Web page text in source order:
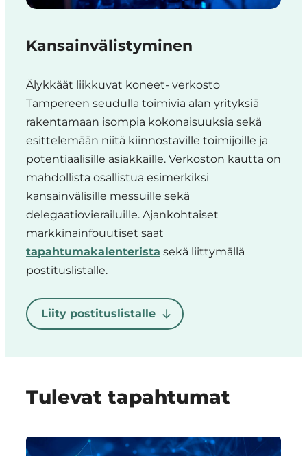
ja tutkimuslaitosten
DIMECC Oy
(Valmistavan
ja digitaalisen teollisuuden
sekä akateemisen
tutkimuksen parhaat
voimat yhdistävä
innovaatioalusta)
MEX Finland ry
(Manufacturing excellence)
Mobile Work Machines |
SIX Sustainable Industry X
Tampereen
ammattikorkeakoulu
Tampereen
ammattioppilaitos Tredu ja
aikuiskoulutuskeskus
Kansainvälistyminen
Kansainvälistyminen
Älykkäät liikkuvat koneet- verkosto
Tampereen seudulla toimivia alan yrityksiä
rakentamaan isompia kokonaisuuksia sekä
esittelemään niitä kiinnostaville toimijoille ja
potentiaalisille asiakkaille. Verkoston kautta on
mahdollista osallistua esimerkiksi
kansainvälisille messuille sekä
delegaatiovierailuille. Ajankohtaiset
markkinainfouutiset saat
tapahtumakalenterista sekä liittymällä
postituslistalle.
Liity postituslistalle
Tulevat tapahtumat